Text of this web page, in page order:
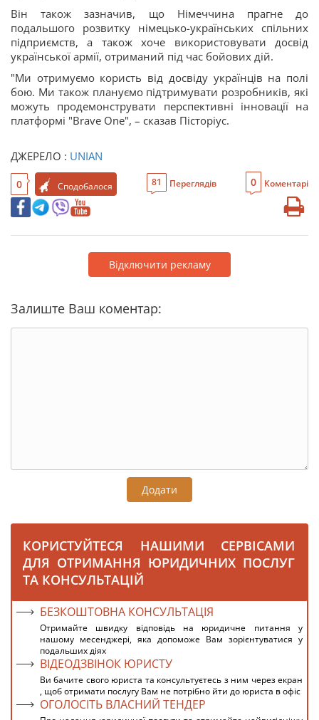
Він також зазначив, що Німеччина прагне до
подальшого розвитку німецько-українських спільних
підприємств, а також хоче використовувати досвід
української армії, отриманий під час бойових дій.
"Ми отримуємо користь від досвіду українців на полі
бою. Ми також плануємо підтримувати розробників, які
можуть продемонструвати перспективні інновації на
платформі "Brave One", – сказав Пісторіус.
ДЖЕРЕЛО : UNIAN
0 Сподобалося 81 Переглядів 0 Коментарі
Відключити рекламу
Залиште Ваш коментар:
Додати
КОРИСТУЙТЕСЯ НАШИМИ СЕРВІСАМИ
ДЛЯ ОТРИМАННЯ ЮРИДИЧНИХ ПОСЛУГ
ТА КОНСУЛЬТАЦІЙ
БЕЗКОШТОВНА КОНСУЛЬТАЦІЯ
Отримайте швидку відповідь на юридичне питання у
нашому месенджері, яка допоможе Вам зорієнтуватися у
подальших діях
ВІДЕОДЗВІНОК ЮРИСТУ
Ви бачите свого юриста та консультуєтесь з ним через екран
, щоб отримати послугу Вам не потрібно йти до юриста в офіс
ОГОЛОСІТЬ ВЛАСНИЙ ТЕНДЕР